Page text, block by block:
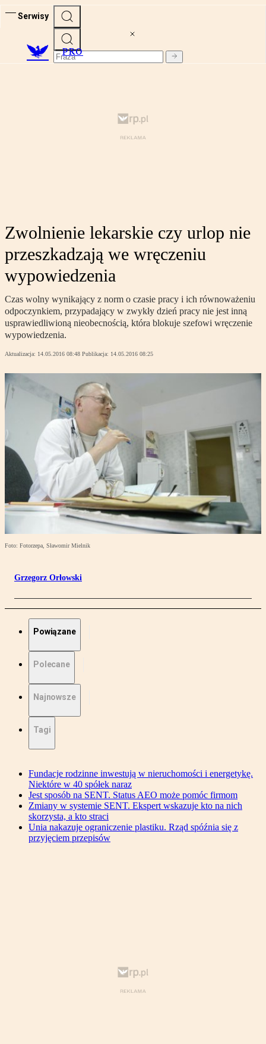
Serwisy
PRO
Zwolnienie lekarskie czy urlop nie
przeszkadzają we wręczeniu
wypowiedzenia
Czas wolny wynikający z norm o czasie pracy i ich równoważeniu
odpoczynkiem, przypadający w zwykły dzień pracy nie jest inną
usprawiedliwioną nieobecnością, która blokuje szefowi wręczenie
wypowiedzenia.
Aktualizacja: 14.05.2016 08:48 Publikacja: 14.05.2016 08:25
Foto: Fotorzepa, Sławomir Mielnik
Grzegorz Orłowski
Powiązane
Polecane
Najnowsze
Tagi
Fundacje rodzinne inwestują w nieruchomości i energetykę.
Niektóre w 40 spółek naraz
Jest sposób na SENT. Status AEO może pomóc firmom
Zmiany w systemie SENT. Ekspert wskazuje kto na nich
skorzysta, a kto straci
Unia nakazuje ograniczenie plastiku. Rząd spóźnia się z
przyjęciem przepisów